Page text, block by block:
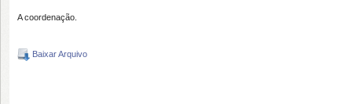
A coordenação.
Baixar Arquivo